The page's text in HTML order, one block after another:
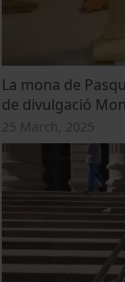
La mona de
de divulgació
25 March, 2025